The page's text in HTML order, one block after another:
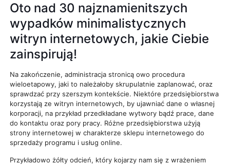
Oto nad 30 najznamienitszych
wypadków minimalistycznych
witryn internetowych, jakie Ciebie
zainspirują!
Na zakończenie, administracja stronicą owo procedura
wieloetapowy, jaki to należałoby skrupulatnie zaplanować, oraz
sprawdzać przy szerszym kontekście. Niektóre przedsiębiorstwa
korzystają ze witryn internetowych, by ujawniać dane o własnej
korporacji, na przykład przedkładane wytwory bądź prace, dane
do kontaktu oraz pory pracy. Różne przedsiębiorstwa użyją
strony internetowej w charakterze sklepu internetowego do
sprzedaży programu i usług online.
Przykładowo żółty odcień, który kojarzy nam się z wrażeniem